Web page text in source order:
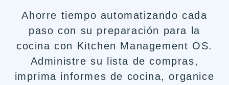
Ahorre tiempo automatizando cada
paso con su preparación para la
cocina con Kitchen Management OS.
Administre su lista de compras,
imprima informes de cocina, organice